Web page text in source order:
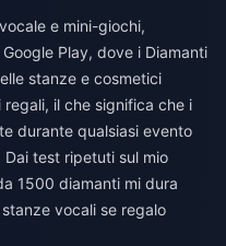
e mini-giochi,
Play, dove i Diamanti
stanze e cosmetici
il che significa che i
durante qualsiasi evento
test ripetuti sul mio
1500 diamanti mi dura
vocali se regalo